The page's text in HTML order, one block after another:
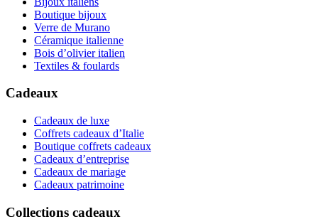
Boutique bijoux
Verre de Murano
Céramique italienne
Bois d’olivier italien
Textiles & foulards
Cadeaux
Cadeaux de luxe
Coffrets cadeaux d’Italie
Boutique coffrets cadeaux
Cadeaux d’entreprise
Cadeaux de mariage
Cadeaux patrimoine
Collections cadeaux